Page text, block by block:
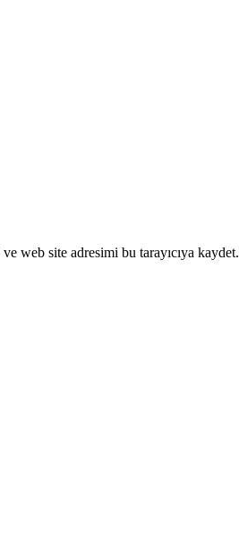
web site adresimi bu tarayıcıya kaydet.